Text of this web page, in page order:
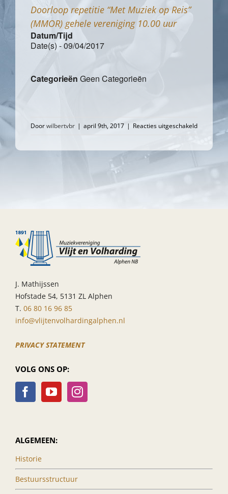
Doorloop repetitie “Met Muziek op Reis”
(MMOR) gehele vereniging 10.00 uur
Datum/Tijd
Date(s) - 09/04/2017
Categorieën Geen Categorieën
Doorwilbertvbr | april 9th, 2017 | Reacties uitgeschakeldvoor
Doorloop
repetitie
J. Mathijssen
Hofstade 54, 5131 ZL Alphen
T. 06 80 16 96 85
info@vlijtenvolhardingalphen.nl
PRIVACY STATEMENT
VOLG ONS OP:
ALGEMEEN:
Historie
Bestuursstructuur